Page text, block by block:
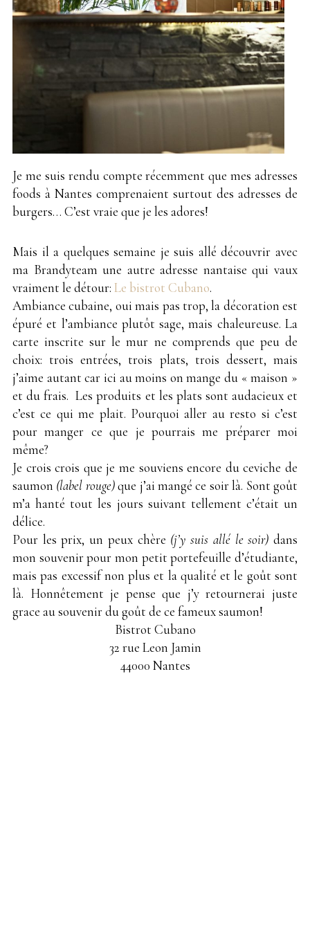
Je me suis rendu compte récemment que mes adresses
foods à Nantes comprenaient surtout des adresses de
burgers… C’est vraie que je les adores!
Mais il a quelques semaine je suis allé découvrir avec
ma Brandyteam une autre adresse nantaise qui vaux
vraiment le détour: Le bistrot Cubano.
Ambiance cubaine, oui mais pas trop, la décoration est
épuré et l’ambiance plutôt sage, mais chaleureuse. La
carte inscrite sur le mur ne comprends que peu de
choix: trois entrées, trois plats, trois dessert, mais
j’aime autant car ici au moins on mange du « maison »
et du frais. Les produits et les plats sont audacieux et
c’est ce qui me plait. Pourquoi aller au resto si c’est
pour manger ce que je pourrais me préparer moi
même?
Je crois crois que je me souviens encore du ceviche de
saumon (label rouge)que j’ai mangé ce soir là. Sont goût
m’a hanté tout les jours suivant tellement c’était un
délice.
Pour les prix, un peux chère (j’y suis allé le soir) dans
mon souvenir pour mon petit portefeuille d’étudiante,
mais pas excessif non plus et la qualité et le goût sont
là. Honnêtement je pense que j’y retournerai juste
grace au souvenir du goût de ce fameux saumon!
Bistrot Cubano
32 rue Leon Jamin
44000 Nantes